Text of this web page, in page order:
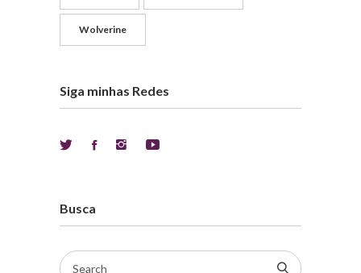
Wolverine
Siga minhas Redes
Busca
Search